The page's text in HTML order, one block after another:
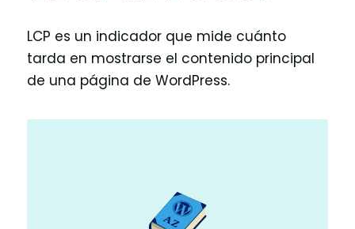
LCP es un indicador que mide cuánto
tarda en mostrarse el contenido principal
de una página de WordPress.